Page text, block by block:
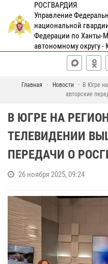
РОСГВАРДИЯ
Управление
национальной
Федерации по Ханты-
автономному округу -
Главная Новости
В Югре
авторские
В ЮГРЕ НА
ТЕЛЕВИДЕНИИ
ПЕРЕДАЧИ О
26 ноября 2025, 09:24